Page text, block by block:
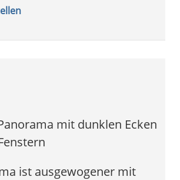
mit dunklen Ecken
ist ausgewogener mit